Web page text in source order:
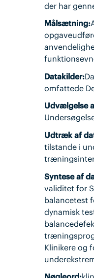
der har
Målsætning:
Datakilder:
omfattede
Udvælgelse
Udtræk af
tilstande i
Syntese af
validitet for
balancetest
dynamisk
Klinikere og